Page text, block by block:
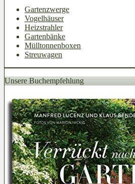
Gartenzwerge
Vogelhäuser
Heizstrahler
Gartenbänke
Mülltonnenboxen
Streuwagen
Unsere Buchempfehlung